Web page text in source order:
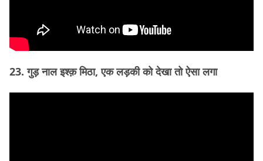
23. गुड़ नाल इश्क़ मिठा, एक लड़की को देखा तो ऐसा लगा